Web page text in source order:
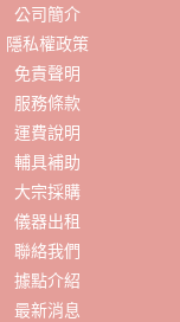
公司簡介
隱私權政策
免責聲明
服務條款
運費說明
輔具補助
大宗採購
儀器出租
聯絡我們
據點介紹
最新消息